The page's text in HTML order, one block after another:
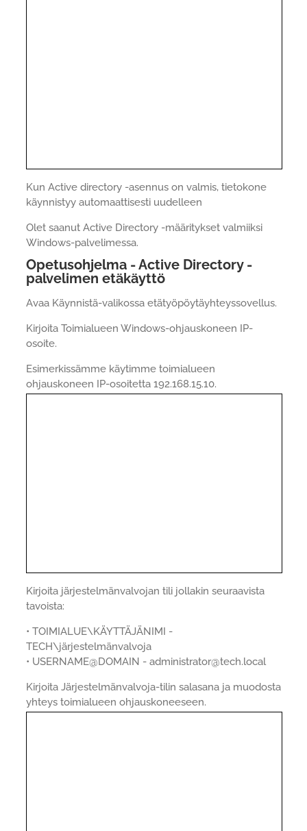
Kun Active directory -asennus on valmis, tietokone
käynnistyy automaattisesti uudelleen
Olet saanut Active Directory -määritykset valmiiksi
Windows-palvelimessa.
Opetusohjelma - Active Directory -
palvelimen etäkäyttö
Avaa Käynnistä-valikossa etätyöpöytäyhteyssovellus.
Kirjoita Toimialueen Windows-ohjauskoneen IP-
osoite.
Esimerkissämme käytimme toimialueen
ohjauskoneen IP-osoitetta 192.168.15.10.
Kirjoita järjestelmänvalvojan tili jollakin seuraavista
tavoista:
• TOIMIALUE\KÄYTTÄJÄNIMI -
TECH\järjestelmänvalvoja
• USERNAME@DOMAIN - administrator@tech.local
Kirjoita Järjestelmänvalvoja-tilin salasana ja muodosta
yhteys toimialueen ohjauskoneeseen.